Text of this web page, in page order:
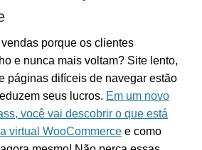
porque os clientes
e nunca mais voltam? Site lento,
páginas difíceis de navegar estão
seus lucros. Em um novo
você vai descobrir o que está
virtual WooCommerce e como